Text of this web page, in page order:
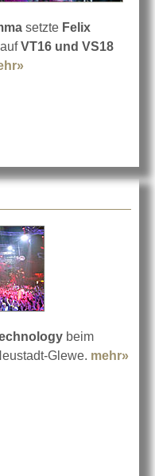
setzte Felix
VT16 und VS18
beim
Glewe. mehr»